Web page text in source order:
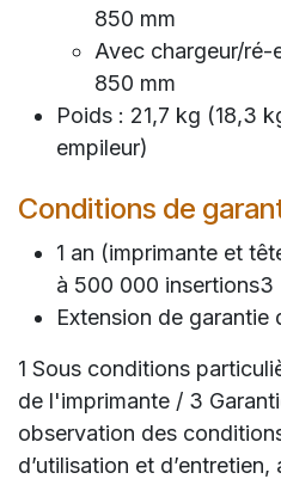
850 mm
Avec chargeur/
850 mm
Poids : 21,7 kg (18,3
empileur)
Conditions de
1 an (imprimante et
à 500 000 insertions3
Extension de
1 Sous conditions
de l'imprimante / 3
observation des
d’utilisation et d’entretien,